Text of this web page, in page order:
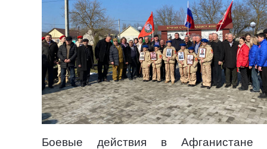
Боевые действия в Афганистане